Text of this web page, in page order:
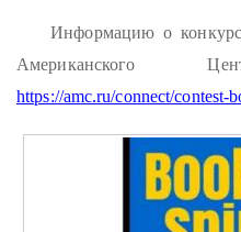
Информацию о
Американского
https://amc.ru/connect/contest-